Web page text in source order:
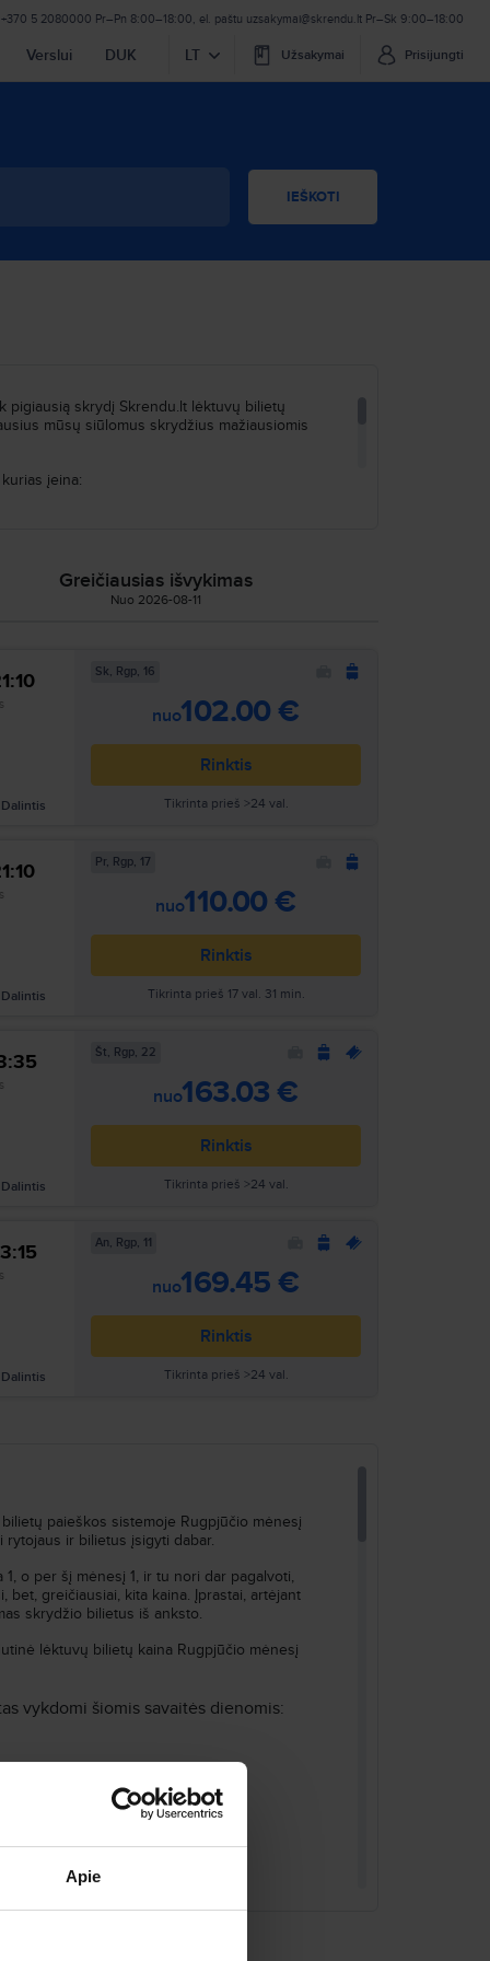
Apie
+370 5 2080000 Pr–Pn 8:00–18:00, el. paštu uzsakymai@skrendu.lt Pr–Sk 9:00–18:00
Verslui DUK LT Užsakymai Prisijungti
IEŠKOTI
pigiausią skrydį Skrendu.lt lėktuvų bilietų
mūsų siūlomus skrydžius mažiausiomis
įeina:
lėktuvų bilietus.
Greičiausias išvykimas
Nuo 2026-08-11
Dalintis
Sk, Rgp, 16
nuo102.00 €
Rinktis
Tikrinta prieš >24 val.
Dalintis
Pr, Rgp, 17
nuo110.00 €
Rinktis
Tikrinta prieš 17 val. 31 min.
Dalintis
Št, Rgp, 22
nuo163.03 €
Rinktis
Tikrinta prieš >24 val.
Ieškoti
Dalintis
An, Rgp, 11
nuo169.45 €
Rinktis
Tikrinta prieš >24 val.
Ieškoti
paieškos sistemoje Rugpjūčio mėnesį
rytojaus ir bilietus įsigyti dabar.
o per šį mėnesį 1, ir tu nori dar pagalvoti,
greičiausiai, kita kaina. Įprastai, artėjant
skrydžio bilietus iš anksto.
lėktuvų bilietų kaina Rugpjūčio mėnesį
vykdomi šiomis savaitės dienomis:
sistemoje Skrendu.lt.
aviallinijos: